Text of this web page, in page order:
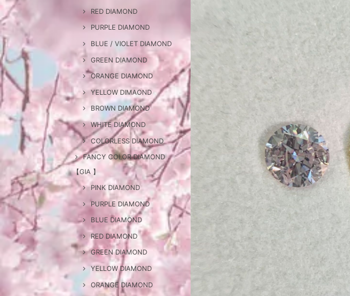
RED DIAMOND
PURPLE DIAMOND
BLUE / VIOLET DIAMOND
GREEN DIAMOND
ORANGE DIAMOND
YELLOW DIMAOND
BROWN DIAMOND
WHITE DIAMOND
COLORLESS DIAMOND
FANCY COLOR DIAMOND
【GIA 】
PINK DIAMOND
PURPLE DIAMOND
BLUE DIAMOND
RED DIAMOND
GREEN DIAMOND
YELLOW DIAMOND
ORANGE DIAMOND